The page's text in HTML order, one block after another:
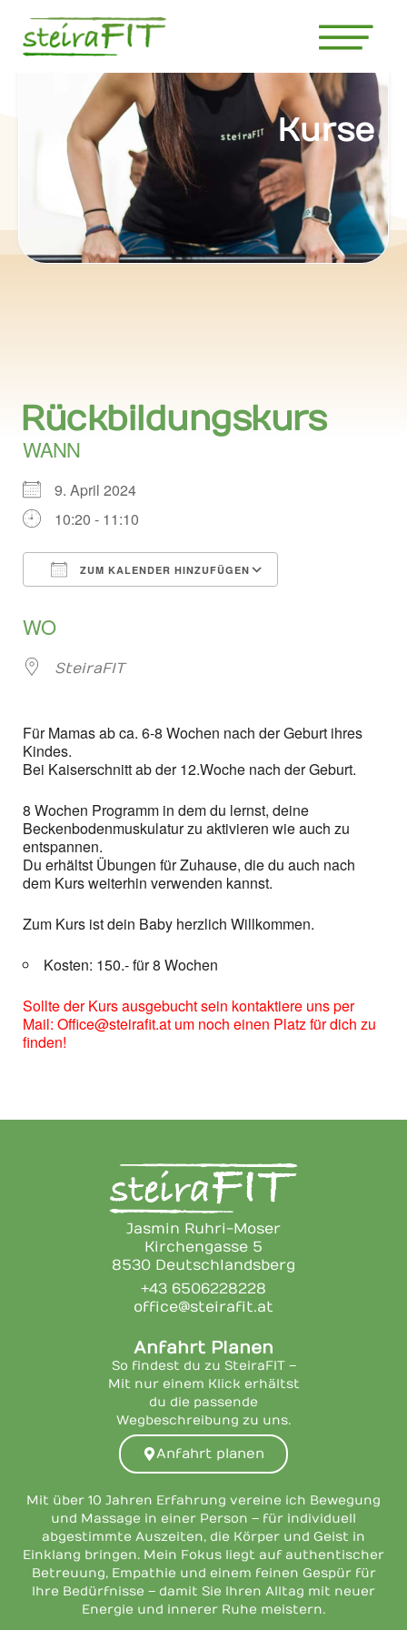
Kurse
Rückbildungskurs
WANN
9. April 2024
10:20 - 11:10
ZUM KALENDER HINZUFÜGEN
WO
SteiraFIT
Für Mamas ab ca. 6-8 Wochen nach der Geburt ihres
Kindes.
Bei Kaiserschnitt ab der 12.Woche nach der Geburt.
8 Wochen Programm in dem du lernst, deine
Beckenbodenmuskulatur zu aktivieren wie auch zu
entspannen.
Du erhältst Übungen für Zuhause, die du auch nach
dem Kurs weiterhin verwenden kannst.
Zum Kurs ist dein Baby herzlich Willkommen.
Kosten: 150.- für 8 Wochen
Sollte der Kurs ausgebucht sein kontaktiere uns per
Mail: Office@steirafit.at um noch einen Platz für dich zu
finden!
Jasmin Ruhri-Moser
Kirchengasse 5
8530 Deutschlandsberg
+43 6506228228
office@steirafit.at
Anfahrt Planen
So findest du zu SteiraFIT –
Mit nur einem Klick erhältst
du die passende
Wegbeschreibung zu uns.
Anfahrt planen
Mit über 10 Jahren Erfahrung vereine ich Bewegung
und Massage in einer Person – für individuell
abgestimmte Auszeiten, die Körper und Geist in
Einklang bringen. Mein Fokus liegt auf authentischer
Betreuung, Empathie und einem feinen Gespür für
Ihre Bedürfnisse – damit Sie Ihren Alltag mit neuer
Energie und innerer Ruhe meistern.